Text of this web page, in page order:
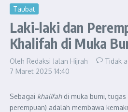
Taubat
Laki-laki dan
Khalifah di Muka
Oleh Redaksi Jalan Hijrah
Tidak
7 Maret 2025 14:40
Sebagai khalifahdi muka bumi, tugas
perempuan) adalah membawa